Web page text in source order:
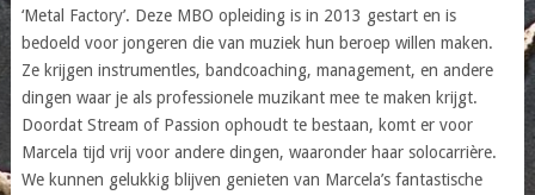
‘Metal Factory’. Deze MBO opleiding is in 2013 gestart en is
bedoeld voor jongeren die van muziek hun beroep willen maken.
Ze krijgen instrumentles, bandcoaching, management, en andere
dingen waar je als professionele muzikant mee te maken krijgt.
Doordat Stream of Passion ophoudt te bestaan, komt er voor
Marcela tijd vrij voor andere dingen, waaronder haar solocarrière.
We kunnen gelukkig blijven genieten van Marcela’s fantastische